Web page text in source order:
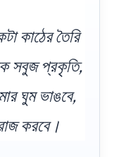
কাঠের তৈরি
সবুজ প্রকৃতি,
ঘুম ভাঙবে,
করবে।